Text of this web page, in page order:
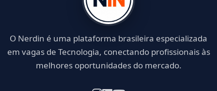
O Nerdin é uma plataforma brasileira especializada
em vagas de Tecnologia, conectando profissionais às
melhores oportunidades do mercado.